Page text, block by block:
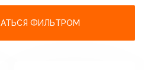
ФИЛЬТРОМ